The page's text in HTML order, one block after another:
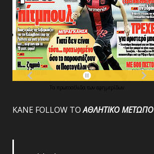
Τα πρωτοσέλιδα των εφημερίδων
ΚΑΝΕ FOLLOW ΤΟΑΘΛΗΤΙΚΟΜΕΤΩΠΟ